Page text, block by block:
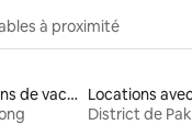
à proximité
Location de maisons de vacances
District de